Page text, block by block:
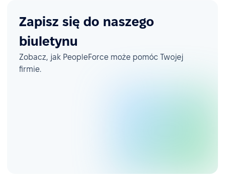
Zapisz się do naszego
biuletynu
Zobacz, jak PeopleForce może pomóc Twojej
firmie.